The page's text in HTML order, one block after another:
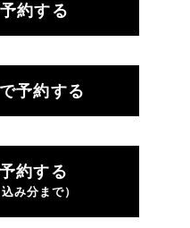
約する
予約する
約する
み分まで）